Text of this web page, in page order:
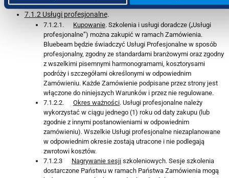
odpowiedni organ podatkowy.
7.1.2 Usługi profesjonalne.
7.1.2.1. Kupowanie. Szkolenia i usługi doradcze („Usługi
profesjonalne”) można zakupić w ramach Zamówienia.
Bluebeam będzie świadczyć Usługi Profesjonalne w sposób
profesjonalny, zgodny ze standardami branżowymi oraz zgodny
z wszelkimi pisemnymi harmonogramami, kosztorysami
podróży i szczegółami określonymi w odpowiednim
Zamówieniu. Każde Zamówienie podpisane przez strony jest
włączone do niniejszych Warunków i przez nie regulowane.
7.1.2.2. Okres ważności. Usługi profesjonalne należy
wykorzystać w ciągu jednego (1) roku od daty zakupu (lub
zgodnie z innymi postanowieniami w odpowiednim
zamówieniu). Wszelkie Usługi profesjonalne niezaplanowane
w odpowiednim okresie zostają utracone i nie podlegają
zwrotowi kosztów.
7.1.2.3 Nagrywanie sesji szkoleniowych. Sesje szkolenia
dostarczone Państwu w ramach Państwa Zamówienia mogą